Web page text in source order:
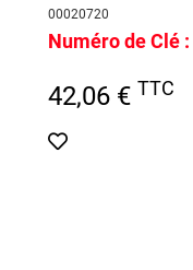
00020720
Numéro de Clé :
42,06 € TTC